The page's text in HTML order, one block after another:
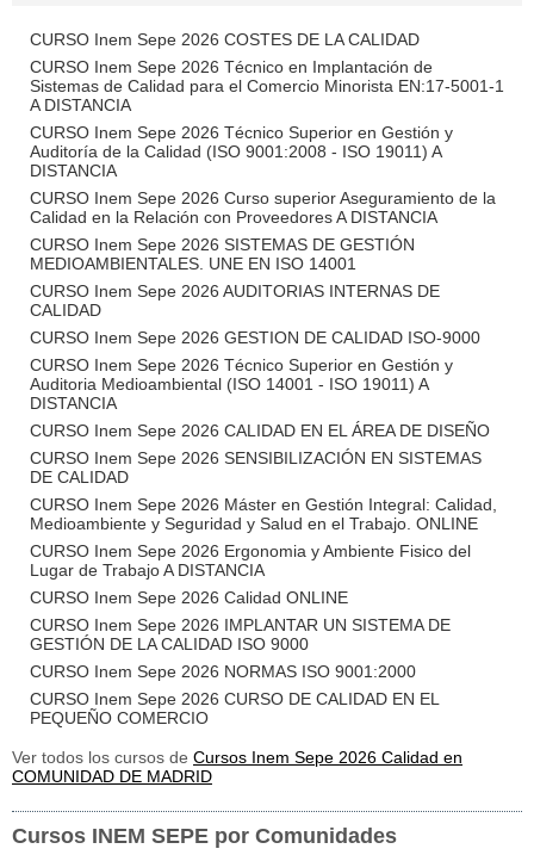
CURSO Inem Sepe 2026 COSTES DE LA CALIDAD
CURSO Inem Sepe 2026 Técnico en Implantación de
Sistemas de Calidad para el Comercio Minorista EN:17-5001-1
A DISTANCIA
CURSO Inem Sepe 2026 Técnico Superior en Gestión y
Auditoría de la Calidad (ISO 9001:2008 - ISO 19011) A
DISTANCIA
CURSO Inem Sepe 2026 Curso superior Aseguramiento de la
Calidad en la Relación con Proveedores A DISTANCIA
CURSO Inem Sepe 2026 SISTEMAS DE GESTIÓN
MEDIOAMBIENTALES. UNE EN ISO 14001
CURSO Inem Sepe 2026 AUDITORIAS INTERNAS DE
CALIDAD
CURSO Inem Sepe 2026 GESTION DE CALIDAD ISO-9000
CURSO Inem Sepe 2026 Técnico Superior en Gestión y
Auditoria Medioambiental (ISO 14001 - ISO 19011) A
DISTANCIA
CURSO Inem Sepe 2026 CALIDAD EN EL ÁREA DE DISEÑO
CURSO Inem Sepe 2026 SENSIBILIZACIÓN EN SISTEMAS
DE CALIDAD
CURSO Inem Sepe 2026 Máster en Gestión Integral: Calidad,
Medioambiente y Seguridad y Salud en el Trabajo. ONLINE
CURSO Inem Sepe 2026 Ergonomia y Ambiente Fisico del
Lugar de Trabajo A DISTANCIA
CURSO Inem Sepe 2026 Calidad ONLINE
CURSO Inem Sepe 2026 IMPLANTAR UN SISTEMA DE
GESTIÓN DE LA CALIDAD ISO 9000
CURSO Inem Sepe 2026 NORMAS ISO 9001:2000
CURSO Inem Sepe 2026 CURSO DE CALIDAD EN EL
PEQUEÑO COMERCIO
Ver todos los cursos de Cursos Inem Sepe 2026 Calidad en
COMUNIDAD DE MADRID
Cursos INEM SEPE por Comunidades